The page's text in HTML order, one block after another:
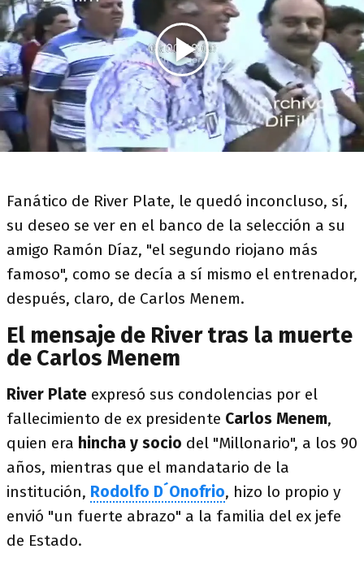
Fanático de River Plate, le quedó inconcluso, sí,
su deseo se ver en el banco de la selección a su
amigo Ramón Díaz, "el segundo riojano más
famoso", como se decía a sí mismo el entrenador,
después, claro, de Carlos Menem.
El mensaje de River tras la muerte
de Carlos Menem
River Plate expresó sus condolencias por el
fallecimiento de ex presidente Carlos Menem,
quien era hincha y socio del "Millonario", a los 90
años, mientras que el mandatario de la
institución, Rodolfo D´Onofrio, hizo lo propio y
envió "un fuerte abrazo" a la familia del ex jefe
de Estado.